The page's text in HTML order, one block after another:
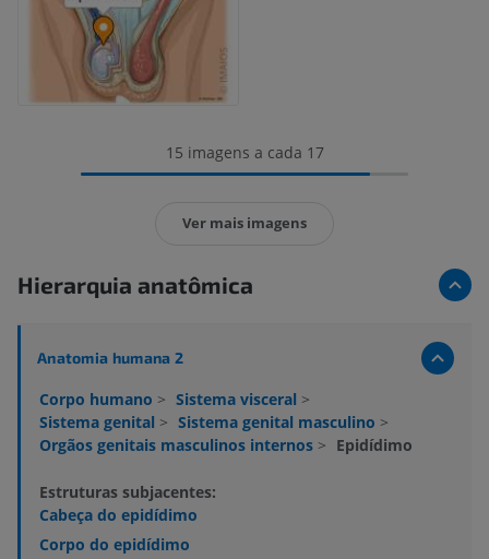
15 imagens a cada 17
Ver mais imagens
Hierarquia anatômica
Anatomia humana 2
Corpo humano > Sistema visceral >
Sistema genital > Sistema genital masculino >
Orgãos genitais masculinos internos > Epidídimo
Estruturas subjacentes:
Cabeça do epidídimo
Corpo do epidídimo